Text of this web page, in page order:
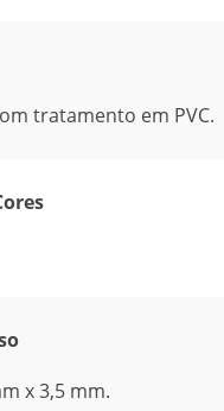
tratamento em PVC.
x 3,5 mm.